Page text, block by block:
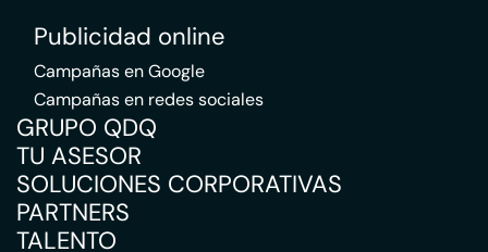
Publicidad online
Campañas en Google
Campañas en redes sociales
GRUPO QDQ
TU ASESOR
SOLUCIONES CORPORATIVAS
PARTNERS
TALENTO